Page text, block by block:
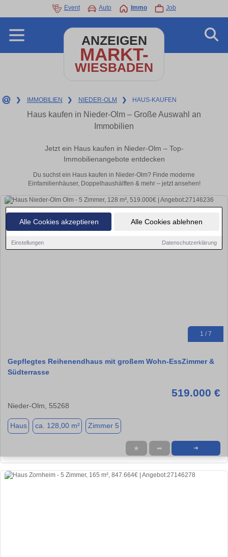
Alle Cookies akzeptieren Alle Cookies ablehnen
Einstellungen Datenschutzerklärung
Event Auto Immo Job
ANZEIGEN
MARKT-
WIESBADEN
❯ IMMOBILIEN ❯ NIEDER-OLM ❯ HAUS-KAUFEN
Haus kaufen in Nieder-Olm – Große Auswahl an
Immobilien
Jetzt ein Haus kaufen in Nieder-Olm – Top-
Immobilienangebote entdecken
Du suchst ein Haus kaufen in Nieder-Olm? Finde moderne
Einfamilienhäuser, Doppelhaushälften & mehr – jetzt ansehen!
1 / 7
Gepflegtes Reihenendhaus mit großem Wohn-EssZimmer &
Südterrasse
519.000 €
Nieder-Olm, 55268
Haus ca. 128,00 m² Zimmer 5
★ ➦ ➜